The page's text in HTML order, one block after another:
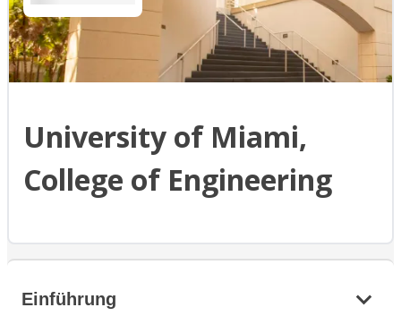
University of Miami,
College of Engineering
Einführung